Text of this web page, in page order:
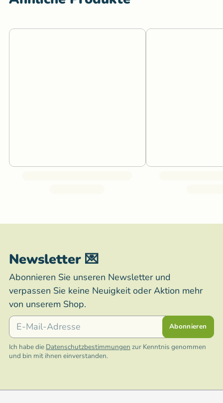
Newsletter 💌
Abonnieren Sie unseren Newsletter und
verpassen Sie keine Neuigkeit oder Aktion mehr
von unserem Shop.
E-Mail
Abonnieren
Ich habe die Datenschutzbestimmungen zur Kenntnis genommen
und bin mit ihnen einverstanden.